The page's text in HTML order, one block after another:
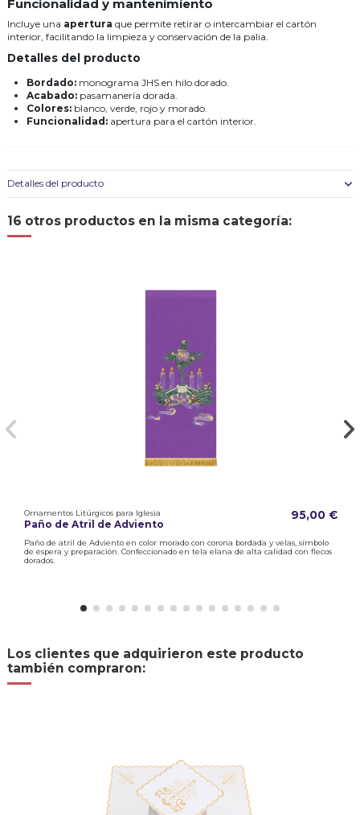
Funcionalidad y mantenimiento
Incluye una apertura que permite retirar o intercambiar el cartón
interior, facilitando la limpieza y conservación de la palia.
Detalles del producto
Bordado: monograma JHS en hilo dorado.
Acabado: pasamanería dorada.
Colores: blanco, verde, rojo y morado.
Funcionalidad: apertura para el cartón interior.
Detalles del producto
16 otros productos en la misma categoría:
Ornamentos Litúrgicos para Iglesia
Paño de Atril de Adviento
95,00 €
Paño de atril de Adviento en color morado con corona bordada y velas, símbolo
de espera y preparación. Confeccionado en tela elana de alta calidad con flecos
dorados.
Los clientes que adquirieron este producto
también compraron: